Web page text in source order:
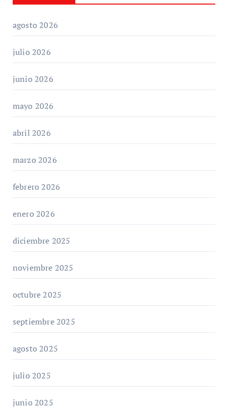
agosto 2026
julio 2026
junio 2026
mayo 2026
abril 2026
marzo 2026
febrero 2026
enero 2026
diciembre 2025
noviembre 2025
octubre 2025
septiembre 2025
agosto 2025
julio 2025
junio 2025